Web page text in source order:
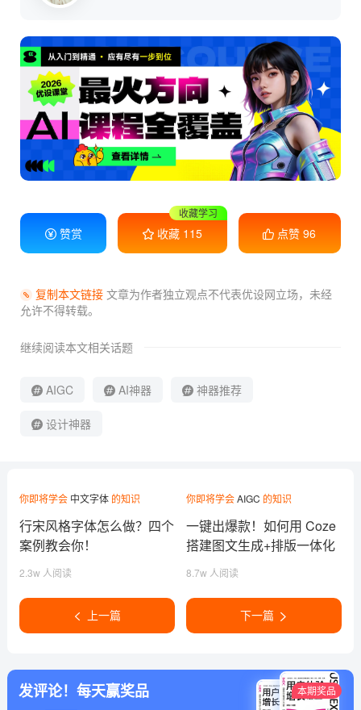
赞赏 收藏 115
收藏学习
点赞 96
复制本文链接文章为作者独立观点不代表优设网立场， 未经
允许不得转载。
继续阅读本文相关话题
AIGC AI神器 神器推荐
设计神器
你即将学会 中文字体的知识
行宋风格字体怎么做？四个
案例教会你！
2.3w 人阅读
上一篇
你即将学会AIGC 的知识
一键出爆款！如何用 Coze
搭建图文生成+排版一体化
工作流？
8.7w 人阅读
下一篇
发评论！每天赢奖品 本期奖品